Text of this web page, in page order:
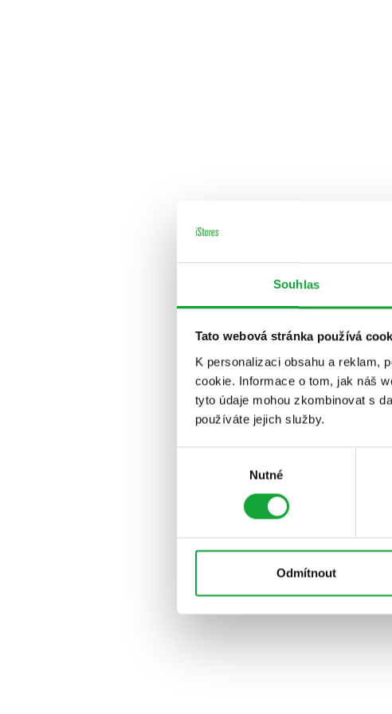
Souhlas
Tato webová stránka používá
K personalizaci obsahu a reklam,
cookie. Informace o tom, jak náš
tyto údaje mohou zkombinovat s
používáte jejich služby.
Nutné
Odmítnout